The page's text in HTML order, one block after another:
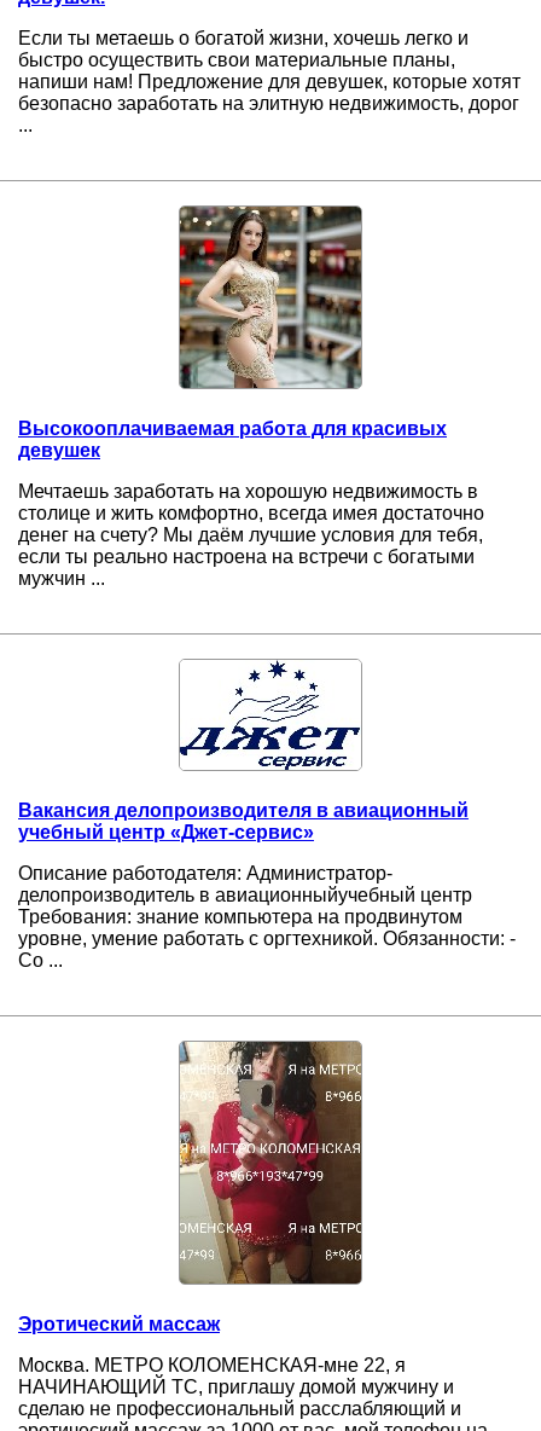
Если ты метаешь о богатой жизни, хочешь легко и
быстро осуществить свои материальные планы,
напиши нам! Предложение для девушек, которые хотят
безопасно заработать на элитную недвижимость, дорог
...
Высокооплачиваемая работа для красивых
девушек
Мечтаешь заработать на хорошую недвижимость в
столице и жить комфортно, всегда имея достаточно
денег на счету? Мы даём лучшие условия для тебя,
если ты реально настроена на встречи с богатыми
мужчин ...
Вакансия делопроизводителя в авиационный
учебный центр «Джет-сервис»
Описание работодателя: Администратор-
делопроизводитель в авиационныйучебный центр
Требования: знание компьютера на продвинутом
уровне, умение работать с оргтехникой. Обязанности: -
Со ...
Эротический массаж
Москва. МЕТРО КОЛОМЕНСКАЯ-мне 22, я
НАЧИНАЮЩИЙ ТС, приглашу домой мужчину и
сделаю не профессиональный расслабляющий и